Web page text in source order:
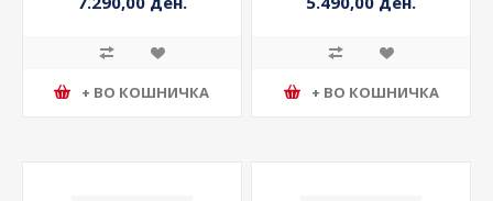
+ ВО КОШНИЧКА + ВО КОШНИЧКА